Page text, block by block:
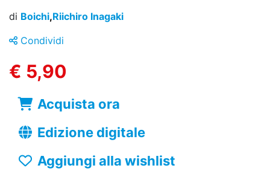
di Boichi,Riichiro Inagaki
Condividi
€ 5,90
Acquista ora
Edizione digitale
Aggiungi alla wishlist